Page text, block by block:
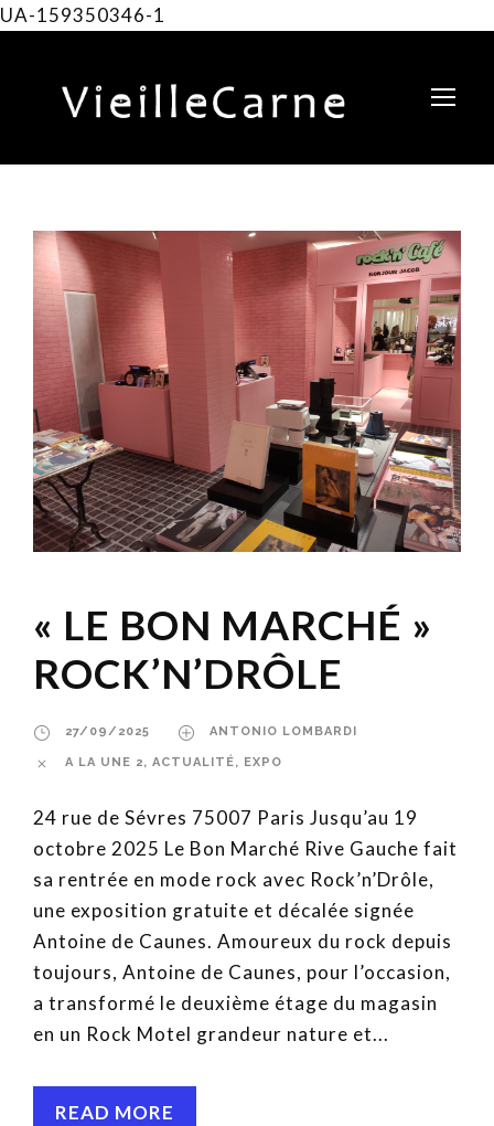
UA-159350346-1
« LE BON MARCHÉ »
ROCK’N’DRÔLE
27/09/2025 ANTONIO LOMBARDI
A LA UNE 2, ACTUALITÉ, EXPO
24 rue de Sévres 75007 Paris Jusqu’au 19
octobre 2025 Le Bon Marché Rive Gauche fait
sa rentrée en mode rock avec Rock’n’Drôle,
une exposition gratuite et décalée signée
Antoine de Caunes. Amoureux du rock depuis
toujours, Antoine de Caunes, pour l’occasion,
a transformé le deuxième étage du magasin
en un Rock Motel grandeur nature et...
READ MORE